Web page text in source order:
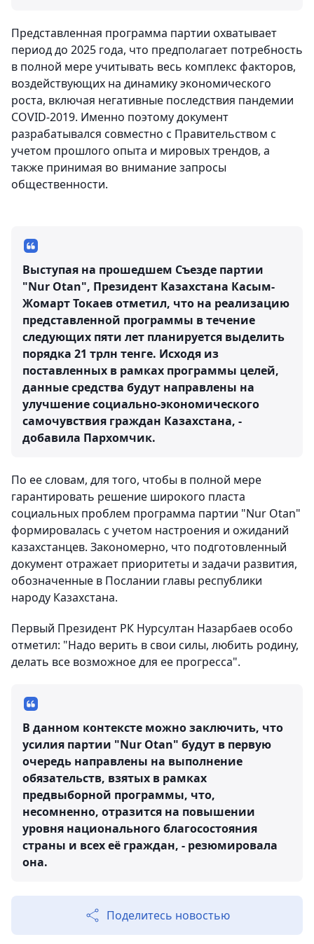
Представленная программа партии охватывает
период до 2025 года, что предполагает потребность
в полной мере учитывать весь комплекс факторов,
воздействующих на динамику экономического
роста, включая негативные последствия пандемии
COVID-2019. Именно поэтому документ
разрабатывался совместно с Правительством с
учетом прошлого опыта и мировых трендов, а
также принимая во внимание запросы
общественности.
Выступая на прошедшем Съезде партии
"Nur Otan", Президент Казахстана Касым-
Жомарт Токаев отметил, что на реализацию
представленной программы в течение
следующих пяти лет планируется выделить
порядка 21 трлн тенге. Исходя из
поставленных в рамках программы целей,
данные средства будут направлены на
улучшение социально-экономического
самочувствия граждан Казахстана, -
добавила Пархомчик.
По ее словам, для того, чтобы в полной мере
гарантировать решение широкого пласта
социальных проблем программа партии "Nur Otan"
формировалась с учетом настроения и ожиданий
казахстанцев. Закономерно, что подготовленный
документ отражает приоритеты и задачи развития,
обозначенные в Послании главы республики
народу Казахстана.
Первый Президент РК Нурсултан Назарбаев особо
отметил: "Надо верить в свои силы, любить родину,
делать все возможное для ее прогресса".
В данном контексте можно заключить, что
усилия партии "Nur Otan" будут в первую
очередь направлены на выполнение
обязательств, взятых в рамках
предвыборной программы, что,
несомненно, отразится на повышении
уровня национального благосостояния
страны и всех её граждан, - резюмировала
она.
Поделитесь новостью